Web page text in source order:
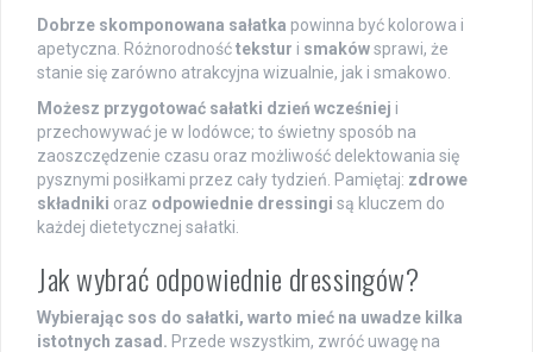
Dobrze skomponowana sałatka powinna być kolorowa i
apetyczna. Różnorodnośćtekstur i smakówsprawi, że
stanie się zarówno atrakcyjna wizualnie, jak i smakowo.
Możesz przygotować sałatki dzień wcześniej i
przechowywać je w lodówce; to świetny sposób na
zaoszczędzenie czasu oraz możliwość delektowania się
pysznymi posiłkami przez cały tydzień. Pamiętaj: zdrowe
składniki oraz odpowiednie dressingi są kluczem do
każdej dietetycznej sałatki.
Jak wybrać odpowiednie dressingów?
Wybierając sos do sałatki, warto mieć na uwadze kilka
istotnych zasad. Przede wszystkim, zwróć uwagę na